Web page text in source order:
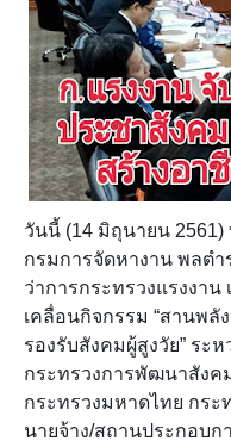
วันนี้ (14 มิถุนายน
กรมการจัดหางาน พลตำ
ว่าการกระทรวงแรงงา
เคลื่อนกิจกรรม “สานพลั
รองรับสังคมผู้สูงวัย” ระ
กระทรวงการพัฒนาสัง
กระทรวงมหาดไทย กร
นายจ้าง/สถานประกอบ